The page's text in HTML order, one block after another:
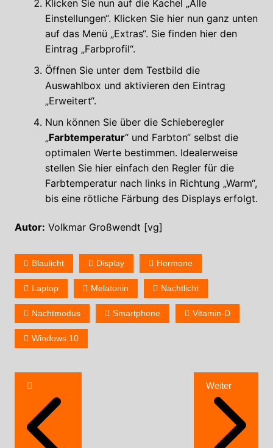
Klicken Sie nun auf die Kachel „Alle
Einstellungen“. Klicken Sie hier nun ganz unten
auf das Menü „Extras“. Sie finden hier den
Eintrag „Farbprofil“.
Öffnen Sie unter dem Testbild die
Auswahlbox und aktivieren den Eintrag
„Erweitert“.
Nun können Sie über die Schieberegler
„Farbtemperatur“ und Farbton“ selbst die
optimalen Werte bestimmen. Idealerweise
stellen Sie hier einfach den Regler für die
Farbtemperatur nach links in Richtung „Warm“,
bis eine rötliche Färbung des Displays erfolgt.
Autor: Volkmar Großwendt [vg]
Blaulicht Display Hormone
Laptop Melatonin Nachtlicht
Nachtmodus Smartphone Vitamin-D
Windows 10
Weiter